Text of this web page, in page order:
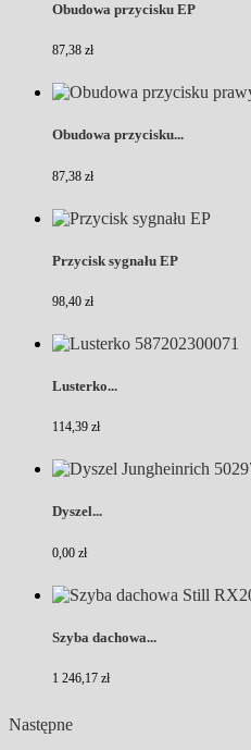
Obudowa przycisku EP
87,38 zł
Obudowa przycisku...
87,38 zł
Przycisk sygnału EP
98,40 zł
Lusterko...
114,39 zł
Dyszel...
0,00 zł
Szyba dachowa...
1 246,17 zł
Następne